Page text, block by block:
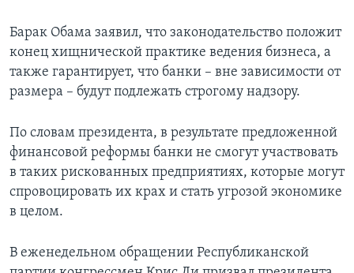
СОЦИАЛЬНЫЕ СЕТИ
Барак Обама заявил, что законодательство положит
конец хищнической практике ведения бизнеса, а
также гарантирует, что банки – вне зависимости от
размера – будут подлежать строгому надзору.
По словам президента, в результате предложенной
финансовой реформы банки не смогут участвовать
в таких рискованных предприятиях, которые могут
спровоцировать их крах и стать угрозой экономике
в целом.
В еженедельном обращении Республиканской